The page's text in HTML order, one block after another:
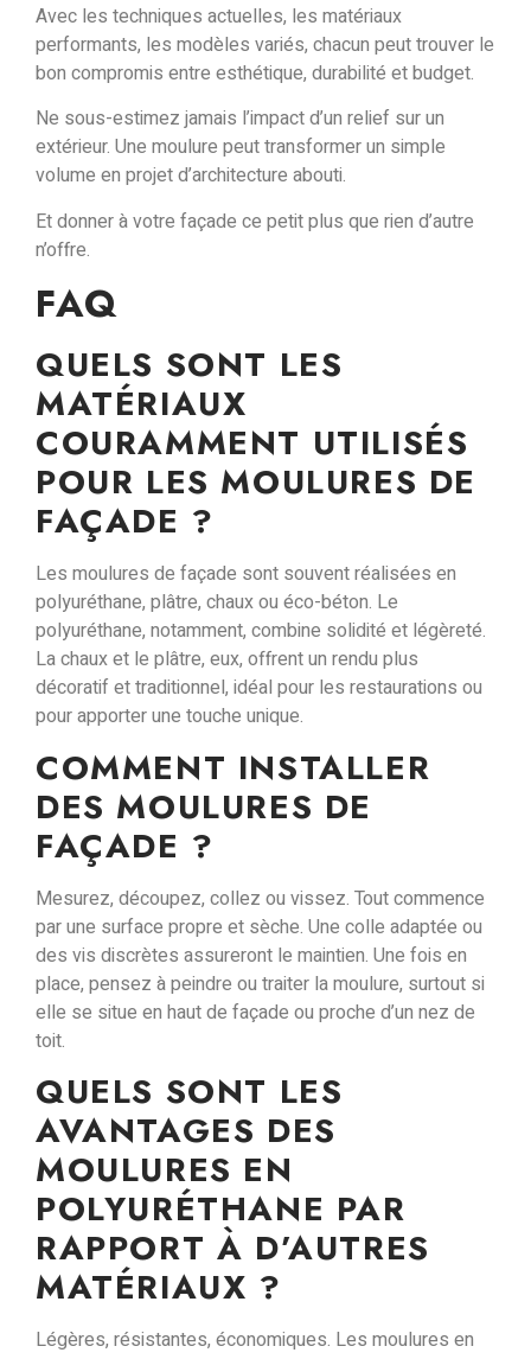
Avec les techniques actuelles, les matériaux
performants, les modèles variés, chacun peut trouver le
bon compromis entre esthétique, durabilité et budget.
Ne sous-estimez jamais l’impact d’un relief sur un
extérieur. Une moulure peut transformer un simple
volume en projet d’architecture abouti.
Et donner à votre façade ce petit plus que rien d’autre
n’offre.
FAQ
QUELS SONT LES
MATÉRIAUX
COURAMMENT UTILISÉS
POUR LES MOULURES DE
FAÇADE ?
Les moulures de façade sont souvent réalisées en
polyuréthane, plâtre, chauxou éco-béton. Le
polyuréthane, notamment, combine solidité et légèreté.
La chaux et le plâtre, eux, offrent un rendu plus
décoratif et traditionnel, idéal pour les restaurations ou
pour apporter une touche unique.
COMMENT INSTALLER
DES MOULURES DE
FAÇADE ?
Mesurez, découpez, collez ou vissez. Tout commence
par une surface propre et sèche. Une colle adaptée ou
des vis discrètes assureront le maintien. Une fois en
place, pensez àpeindre ou traiter la moulure, surtout si
elle se situe en haut de façade ou proche d’un nez de
toit.
QUELS SONT LES
AVANTAGES DES
MOULURES EN
POLYURÉTHANE PAR
RAPPORT À D’AUTRES
MATÉRIAUX ?
Légères, résistantes, économiques. Les moulures en